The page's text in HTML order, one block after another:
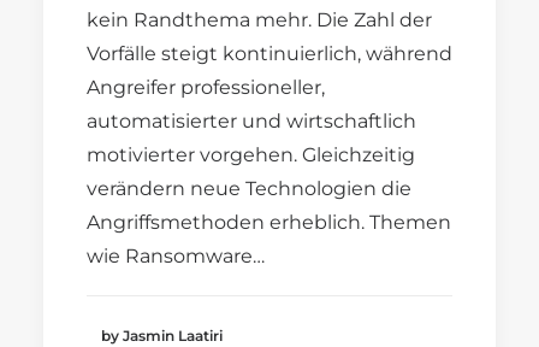
kein Randthema mehr. Die Zahl der
Vorfälle steigt kontinuierlich, während
Angreifer professioneller,
automatisierter und wirtschaftlich
motivierter vorgehen. Gleichzeitig
verändern neue Technologien die
Angriffsmethoden erheblich. Themen
wie Ransomware…
by Jasmin Laatiri